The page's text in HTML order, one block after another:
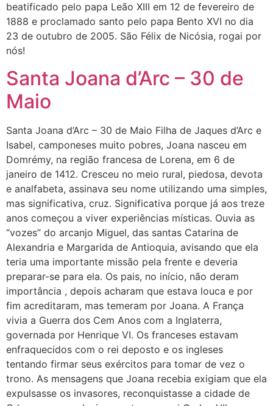
beatificado pelo papa Leão XIII em 12 de fevereiro de
1888 e proclamado santo pelo papa Bento XVI no dia
23 de outubro de 2005. São Félix de Nicósia, rogai por
nós!
Santa Joana d’Arc – 30 de
Maio
Santa Joana d’Arc – 30 de Maio Filha de Jaques d’Arc e
Isabel, camponeses muito pobres, Joana nasceu em
Domrémy, na região francesa de Lorena, em 6 de
janeiro de 1412. Cresceu no meio rural, piedosa, devota
e analfabeta, assinava seu nome utilizando uma simples,
mas significativa, cruz. Significativa porque já aos treze
anos começou a viver experiências místicas. Ouvia as
“vozes” do arcanjo Miguel, das santas Catarina de
Alexandria e Margarida de Antioquia, avisando que ela
teria uma importante missão pela frente e deveria
preparar-se para ela. Os pais, no início, não deram
importância , depois acharam que estava louca e por
fim acreditaram, mas temeram por Joana. A França
vivia a Guerra dos Cem Anos com a Inglaterra,
governada por Henrique VI. Os franceses estavam
enfraquecidos com o rei deposto e os ingleses
tentando firmar seus exércitos para tomar de vez o
trono. As mensagens que Joana recebia exigiam que ela
expulsasse os invasores, reconquistasse a cidade de